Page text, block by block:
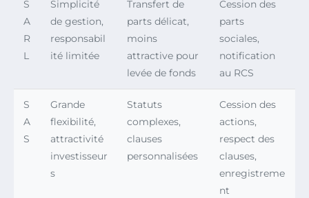
S
A
R
L
Simplicité
de gestion,
responsabil
ité limitée
Transfert de
parts délicat,
moins
attractive pour
levée de fonds
Cession des
parts
sociales,
notification
au RCS
S
A
S
Grande
flexibilité,
attractivité
investisseur
s
Statuts
complexes,
clauses
personnalisées
Cession des
actions,
respect des
clauses,
enregistreme
nt